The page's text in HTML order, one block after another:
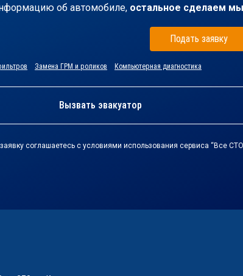
об автомобиле, остальное сделаем мы
Подать заявку
Замена ГРМ и роликов Компьютерная диагностика
Вызвать эвакуатор
соглашаетесь с условиями использования сервиса “Все